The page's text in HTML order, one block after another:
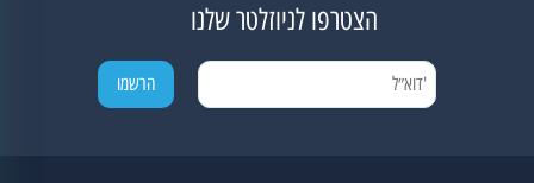
הצטרפו לניוזלטר שלנו